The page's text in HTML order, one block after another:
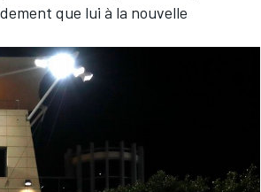
que lui à la nouvelle